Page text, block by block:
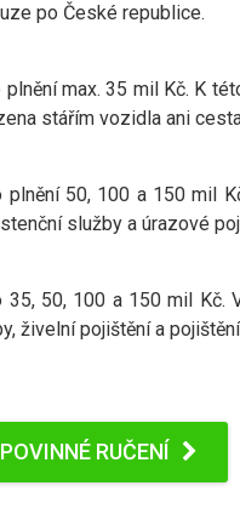
po České republice.
max. 35 mil Kč. K
stářím vozidla ani
plnění 50, 100 a 150 mil
služby a úrazové
35, 50, 100 a 150 mil Kč.
živelní pojištění a
RUČENÍ